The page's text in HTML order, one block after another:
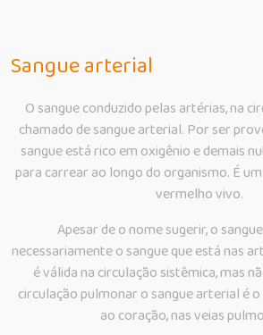
Sangue arterial
O sangue conduzido pelas artérias, na
chamado de sangue arterial. Por ser
sangue está rico em oxigênio e demais
para carrear ao longo do organismo. É
vermelho vivo.
Apesar de o nome sugerir, o
necessariamente o sangue que está nas
é válida na circulação sistêmica, mas
circulação pulmonar o sangue arterial é
ao coração, nas veias